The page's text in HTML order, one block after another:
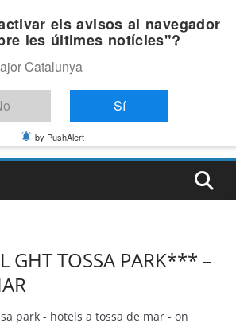
Dimecres, agost 5, 2026
GHT TOSSA PARK*** –
els avisos al navegador
les últimes notícies"?
Catalunya
Sí
by PushAlert